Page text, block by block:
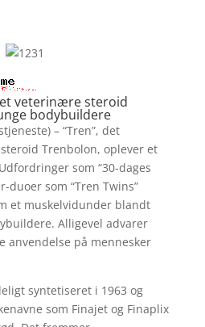
veterinære steroid
bodybuildere
– “Tren”, det
Trenbolon, oplever et
som “30-dages
duoer som “Tren Twins”
et muskelvidunder blandt
Alligevel advarer
anvendelse på mennesker
syntetiseret i 1963 og
som Finajet og Finaplix